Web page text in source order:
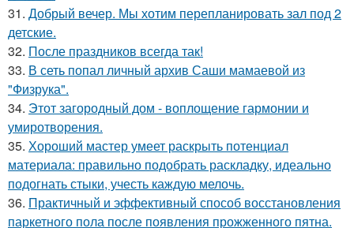
31. Добрый вечер. Мы хотим перепланировать зал под 2
детские.
32. После праздников всегда так!
33. В сеть попал личный архив Саши мамаевой из
"Физрука".
34. Этот загородный дом - воплощение гармонии и
умиротворения.
35. Хороший мастер умеет раскрыть потенциал
материала: правильно подобрать раскладку, идеально
подогнать стыки, учесть каждую мелочь.
36. Практичный и эффективный способ восстановления
паркетного пола после появления прожженного пятна.